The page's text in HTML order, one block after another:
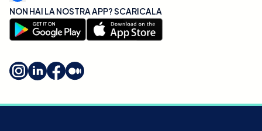
NON HAI LA NOSTRA APP? SCARICALA